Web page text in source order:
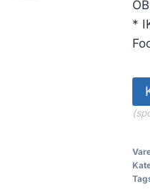
*